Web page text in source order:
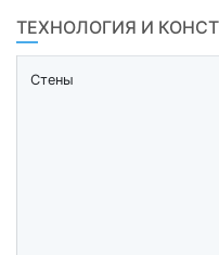
ТЕХНОЛОГИЯ И
Стены